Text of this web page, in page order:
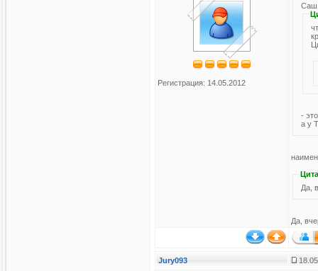
Регистрация: 14.05.2012
Саш,
-
а у
Да,
Да,
Jury093